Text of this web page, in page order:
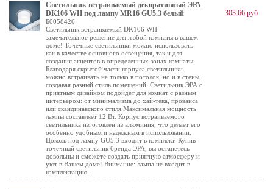
Светильник встраиваемый декоративный ЭРА
DK106 WH под лампу MR16 GU5.3 белый
Б0058426
Светильник встраиваемый DK106 WH -
замечательное решение для любой комнаты в вашем
доме! Точечные светильники можно использовать
как в качестве основного освещения, так и для
создания акцентов в определенных зонах комнаты.
Благодаря скрытой части корпуса светильники
можно встраивать не только в потолок, но и в стены,
создавая разный стиль помещений. Светильник ЭРА с
приятным дизайном подойдет для комнат с разным
интерьером: от минимализма до хай-тека, прованса
или скандинавского стиля.Максимальная мощность
лампы составляет 12 Вт. Корпус встраиваемого
светильника изготовлен из алюминия, что делает его
особенно удобным и надежным в использовании.
Цоколь под лампу GU5.3 входит в комплект. Купив
точечный светильник бренда ЭРА, вы останетесь
довольны и сможете создать приятную атмосферу и
уют в Вашем доме! Внимание: лампа не входит в
комплектацию.
303.66 руб